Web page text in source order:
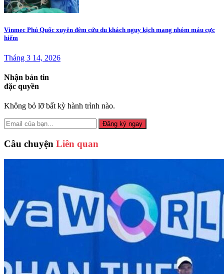
Vinmec Phú Quốc xuyên đêm cứu du khách nguy kịch mang nhóm máu cực
hiếm
Tháng 3 14, 2026
Nhận bản tin
đặc quyền
Không bỏ lỡ bất kỳ hành trình nào.
Đăng ký ngay
Câu chuyện Liên quan